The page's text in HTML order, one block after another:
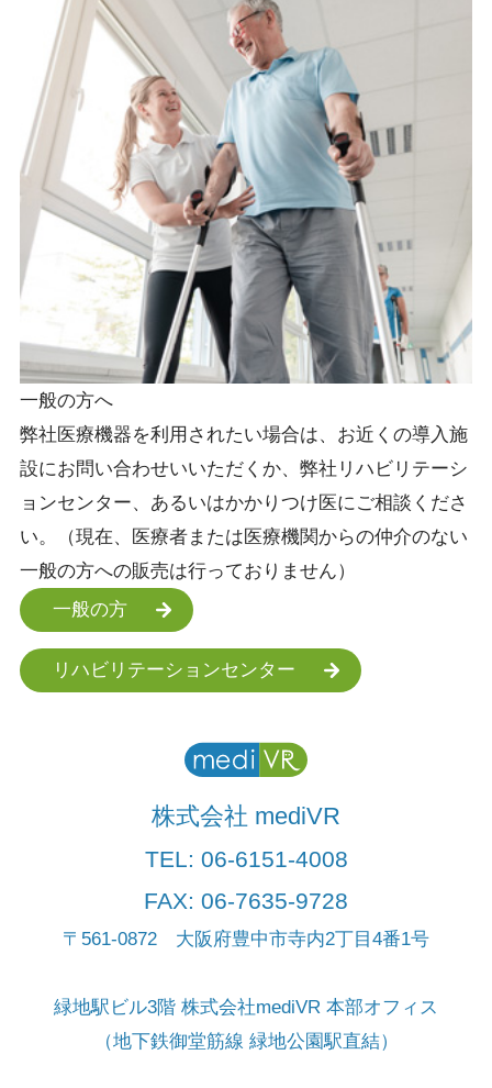
一般の方へ
弊社医療機器を利用されたい場合は、お近くの導入施
設にお問い合わせいいただくか、弊社リハビリテーシ
ョンセンター、あるいはかかりつけ医にご相談くださ
い。（現在、医療者または医療機関からの仲介のない
一般の方への販売は行っておりません）
一般の方
リハビリテーションセンター
株式会社 mediVR
TEL: 06-6151-4008
FAX: 06-7635-9728
〒561-0872 大阪府豊中市寺内2丁目4番1号
緑地駅ビル3階 株式会社mediVR 本部オフィス
（地下鉄御堂筋線 緑地公園駅直結）